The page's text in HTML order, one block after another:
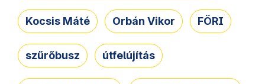
Kocsis Máté Orbán Vikor FÖRI
szűrőbusz útfelújítás